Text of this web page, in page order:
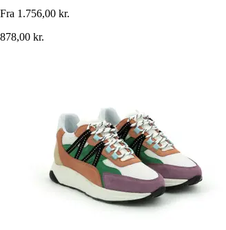
Fra 1.756,00 kr.
878,00 kr.